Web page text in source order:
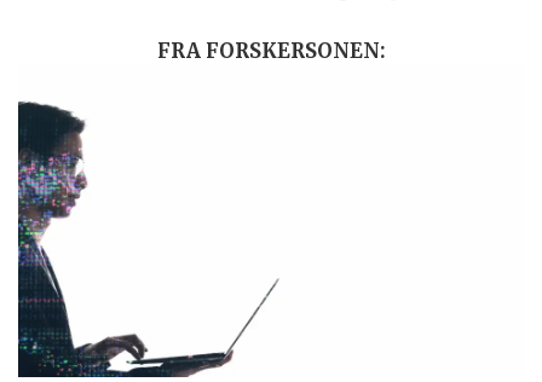
FRA FORSKERSONEN: